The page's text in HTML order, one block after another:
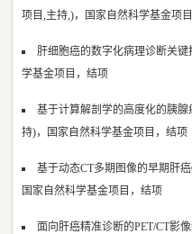
项目,主持,)，国家自然科学基金项
肝细胞癌的数字化病理诊断关
学基金项目，结项
基于计算解剖学的高度化的胰
持)，国家自然科学基金项目，结项
基于动态CT多期图像的早期肝
国家自然科学基金项目，结项
面向肝癌精准诊断的PET/CT影